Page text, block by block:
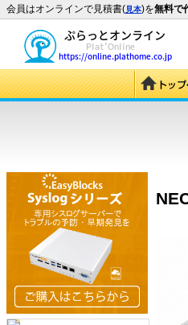
会員はオンラインで見積書(見本)を無料で